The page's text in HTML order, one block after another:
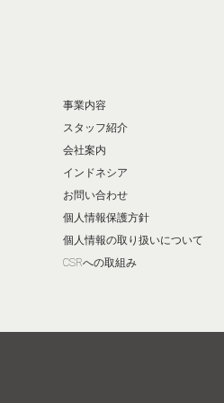
事業内容
スタッフ紹介
会社案内
インドネシア
お問い合わせ
個人情報保護方針
個人情報の取り扱いについて
CSRへの取組み